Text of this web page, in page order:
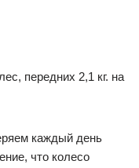
передних 2,1 кг. на
каждый день
что колесо